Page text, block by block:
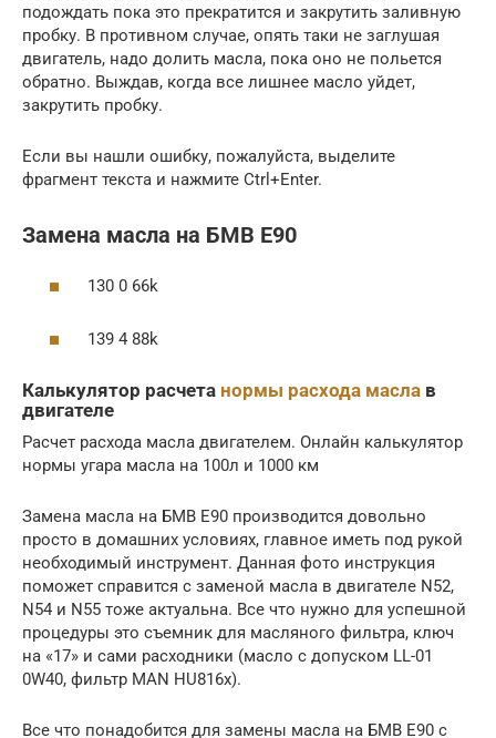
подождать пока это прекратится и закрутить заливную
пробку. В противном случае, опять таки не заглушая
двигатель, надо долить масла, пока оно не польется
обратно. Выждав, когда все лишнее масло уйдет,
закрутить пробку.
Если вы нашли ошибку, пожалуйста, выделите
фрагмент текста и нажмите Ctrl+Enter.
Замена масла на БМВ Е90
130 0 66k
139 4 88k
Калькулятор расчета нормы расхода масла в
двигателе
Расчет расхода масла двигателем. Онлайн калькулятор
нормы угара масла на 100л и 1000 км
Замена масла на БМВ Е90 производится довольно
просто в домашних условиях, главное иметь под рукой
необходимый инструмент. Данная фото инструкция
поможет справится с заменой масла в двигателе N52,
N54 и N55 тоже актуальна. Все что нужно для успешной
процедуры это съемник для масляного фильтра, ключ
на «17» и сами расходники (масло с допуском LL-01
0W40, фильтр MAN HU816x).
Все что понадобится для замены масла на БМВ Е90 с